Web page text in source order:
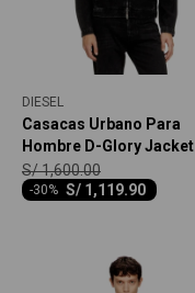
DIESEL
Casacas Urbano Para
Hombre D-Glory Jacket
S/ 1,119.90
-30
S/1,600.00